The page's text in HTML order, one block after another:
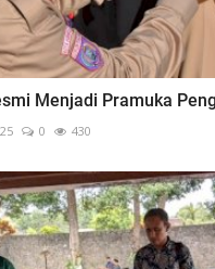
Menjadi Pramuka
0 430